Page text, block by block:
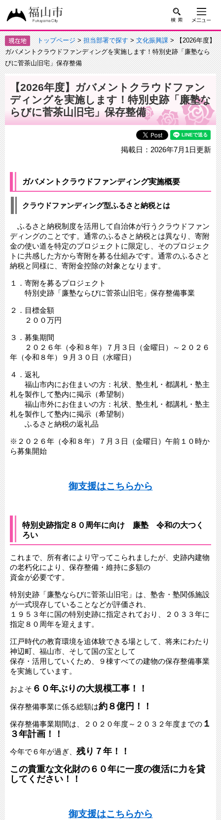
トップページ>担当部署で探す>文化振興課> 【2026年度】
ガバメントクラウドファンディングを実施します！特別史跡「廉塾なら
びに菅茶山旧宅」保存整備
【2026年度】ガバメントクラウドファン
ディングを実施します！特別史跡「廉塾な
らびに菅茶山旧宅」保存整備
掲載日：2026年7月1日更新
ガバメントクラウドファンディング実施概要
クラウドファンディング型ふるさと納税とは
ふるさと納税制度を活用して自治体が行うクラウドファン
ディングのことです。通常のふるさと納税とは異なり、寄附
金の使い道を特定のプロジェクトに限定し、そのプロジェク
トに共感した方から寄附を募る仕組みです。通常のふるさと
納税と同様に、寄附金控除の対象となります。
１．寄附を募るプロジェクト
特別史跡「廉塾ならびに菅茶山旧宅」保存整備事業
２．目標金額
２００万円
３．募集期間
２０２６年（令和８年）７月３日（金曜日）～２０２６
年（令和８年）９月３０日（水曜日）
４．返礼
福山市内にお住まいの方：礼状、塾生札・都講札・塾主
札を製作して塾内に掲示（希望制）
福山市外にお住まいの方：礼状、塾生札・都講札・塾主
札を製作して塾内に掲示（希望制）
ふるさと納税の返礼品
※２０２６年（令和８年）７月３日（金曜日）午前１０時か
ら募集開始
御支援はこちらから
特別史跡指定８０周年に向け 廉塾 令和の大つく
ろい
これまで、所有者により守ってこられましたが、史跡内建物
の老朽化により、保存整備・維持に多額の
資金が必要です。
特別史跡「廉塾ならびに菅茶山旧宅」は、塾舎・塾関係施設
が一式現存していることなどが評価され、
１９５３年に国の特別史跡に指定されており、２０３３年に
指定８０周年を迎えます。
江戸時代の教育環境を追体験できる場として、将来にわたり
神辺町、福山市、そして国の宝として
保存・活用していくため、９棟すべての建物の保存整備事業
を実施しています。
およそ ６０年ぶりの大規模工事！！
保存整備事業に係る総額は約８億円！！
保存整備事業期間は、 ２０２０年度～２０３２年度までの １
３年計画！！
今年で６年が過ぎ、 残り７年！！
この貴重な文化財の６０年に一度の復活に力を貸
してください！！
御支援はこちらから